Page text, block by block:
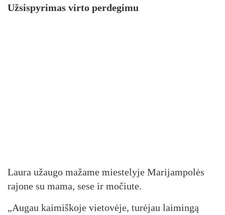
Užsispyrimas virto perdegimu
Laura užaugo mažame miestelyje Marijampolės
rajone su mama, sese ir močiute.
„Augau kaimiškoje vietovėje, turėjau laimingą